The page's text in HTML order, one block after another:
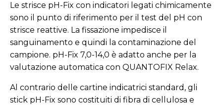
Le strisce pH-Fix con indicatori legati chimicamente
sono il punto di riferimento per il test del pH con
strisce reattive. La fissazione impedisce il
sanguinamento e quindi la contaminazione del
campione. pH-Fix 7,0-14,0 è adatto anche per la
valutazione automatica con QUANTOFIX Relax.
Al contrario delle cartine indicatrici standard, gli
stick pH-Fix sono costituiti di fibra di cellulosa e